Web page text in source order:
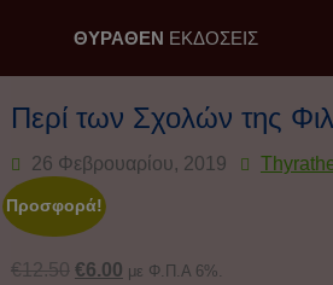
ΘΥΡΑΘΕΝ ΕΚΔΟΣΕΙΣ
Περί των Σχολών της
26 Φεβρουαρίου, 2019
Προσφορά!
€12.50 €6.00 με Φ.Π.Α 6%.